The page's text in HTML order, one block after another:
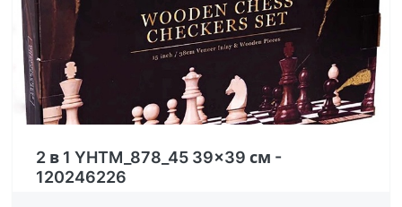
2 в 1 YHTM_878_45 39x39 см -
120246226